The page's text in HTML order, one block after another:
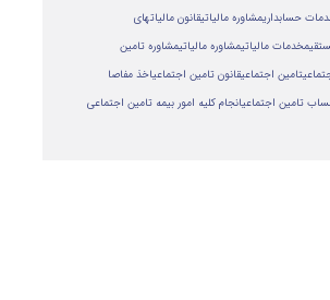
حسابداریمشاوره مالیاتیقانون مالیاتهای
خدمات مالیاتیمشاوره مالياتيمشاوره تامین
تامین اجتماعیقانون تامین اجتماعیاخذ مفاصا
تامین اجتماعیانجام کلیه امور بیمه تامین اجتماعی